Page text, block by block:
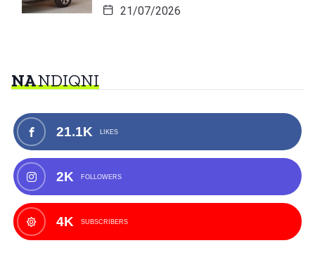
21/07/2026
NANDIQNI
21.1K LIKES
2K FOLLOWERS
4K SUBSCRIBERS